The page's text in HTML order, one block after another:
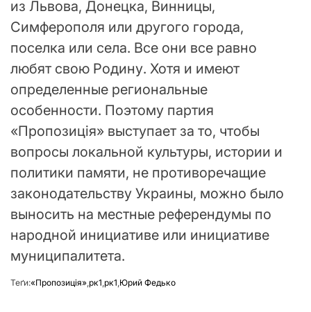
из Львова, Донецка, Винницы,
Симферополя или другого города,
поселка или села. Все они все равно
любят свою Родину. Хотя и имеют
определенные региональные
особенности. Поэтому партия
«Пропозиція» выступает за то, чтобы
вопросы локальной культуры, истории и
политики памяти, не противоречащие
законодательству Украины, можно было
выносить на местные референдумы по
народной инициативе или инициативе
муниципалитета.
Теґи:«Пропозиція»,рк1,рк1,Юрий Федько